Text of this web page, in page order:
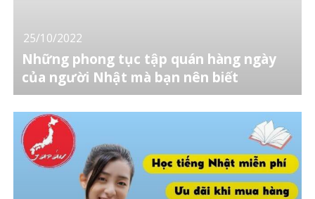
25/10/2022
Những phong tục tập quán hàng ngày
của người Nhật mà bạn nên biết